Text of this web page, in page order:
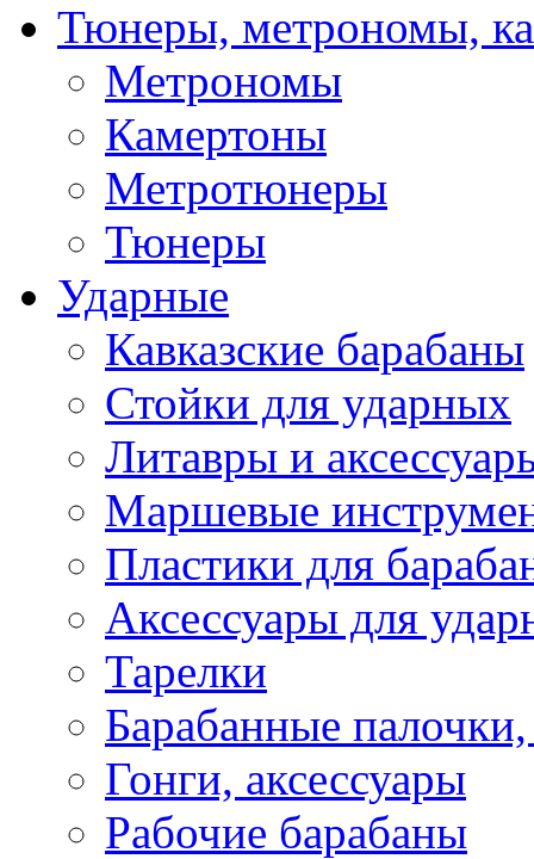
Тюнеры, метрономы,
Метрономы
Камертоны
Метротюнеры
Тюнеры
Ударные
Кавказские барабаны
Стойки для ударных
Литавры и
Маршевые
Пластики для
Аксессуары для
Тарелки
Барабанные палочки,
Гонги, аксессуары
Рабочие барабаны